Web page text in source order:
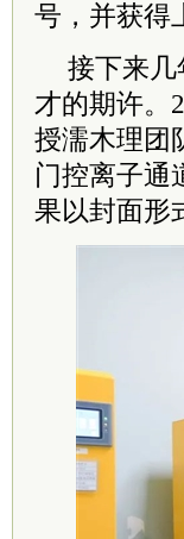
号，并获得
接下来
才的期许。
授濡木理团
门控离子通
果以封面形